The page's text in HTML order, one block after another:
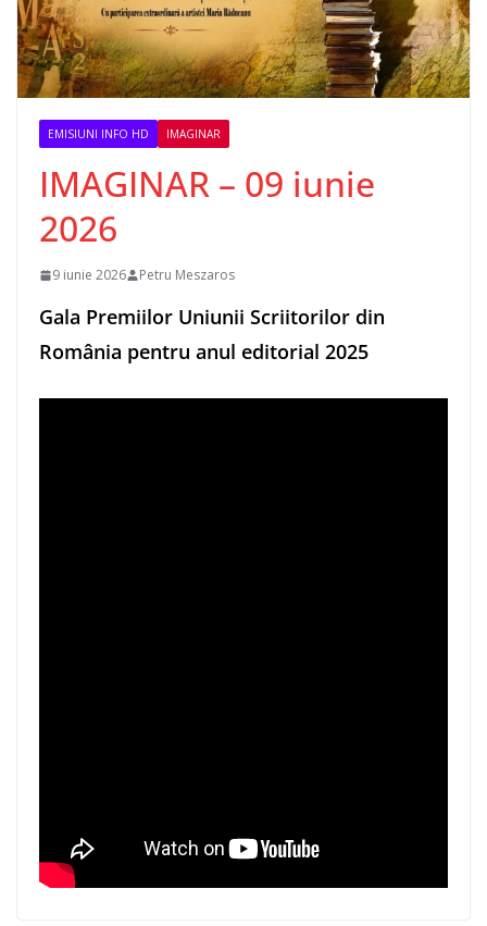
EMISIUNI INFO HD IMAGINAR
IMAGINAR – 09 iunie
2026
9 iunie 2026 Petru Meszaros
Gala Premiilor Uniunii Scriitorilor din
România pentru anul editorial 2025